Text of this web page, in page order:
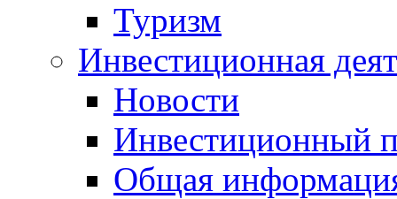
Туризм
Инвестиционная
Новости
Инвестиционный
Общая